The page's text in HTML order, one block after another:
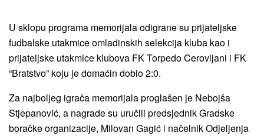
U sklopu programa memorijala odigrane su prijateljske
fudbalske utakmice omladinskih selekcija kluba kao i
prijateljske utakmice klubova FK Torpedo Cerovljani i FK
“Bratstvo” koju je domaćin dobio 2:0.
Za najboljeg igrača memorijala proglašen je Nebojša
Stjepanović, a nagrade su uručili predsjednik Gradske
boračke organizacije, Milovan Gagić i načelnik Odjeljenja